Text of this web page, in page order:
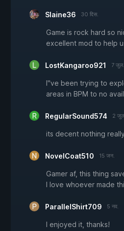
Slaine36 30 दिस.
Game is rock hard so
excellent mod to help
LostKangaroo921 7 जुल.
I"ve been trying to
areas in BPM to no
RegularSound574 2
its decent nothing
NovelCoat510 15 जन.
Gamer af, this thing
I love whoever made
ParallelShirt709 5 नव.
I enjoyed it, thanks!